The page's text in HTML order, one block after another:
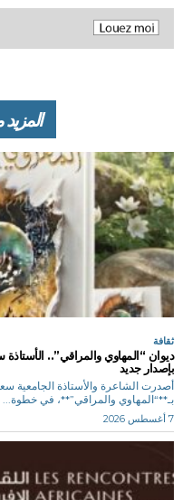
ثقافة
ديوان “المهاوي والمراقي”..
بإصدار جديد
أصدرت الشاعرة والأستاذة الجامعية
بـ**“المهاوي والمراقي”**، في خطوة...
7 أغسطس 2026